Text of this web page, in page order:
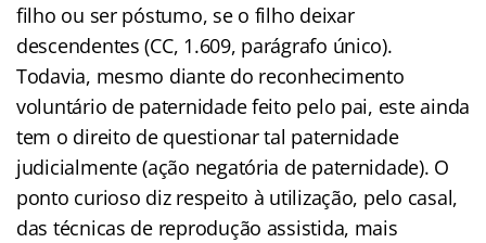
filho ou ser póstumo, se o filho deixar
descendentes (CC, 1.609, parágrafo único).
Todavia, mesmo diante do reconhecimento
voluntário de paternidade feito pelo pai, este ainda
tem o direito de questionar tal paternidade
judicialmente (ação negatória de paternidade). O
ponto curioso diz respeito à utilização, pelo casal,
das técnicas de reprodução assistida, mais